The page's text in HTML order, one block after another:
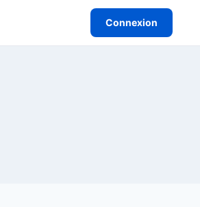
Connexion